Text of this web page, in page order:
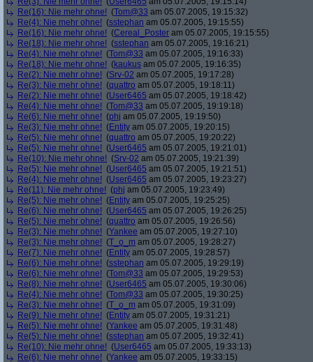
Re(16): Nie mehr ohne! (Tom@33 am 05.07.2005, 19:15:32)
Re(4): Nie mehr ohne! (sstephan am 05.07.2005, 19:15:55)
Re(16): Nie mehr ohne! (Cereal_Poster am 05.07.2005, 19:15:55)
Re(18): Nie mehr ohne! (sstephan am 05.07.2005, 19:16:21)
Re(4): Nie mehr ohne! (Tom@33 am 05.07.2005, 19:16:33)
Re(18): Nie mehr ohne! (kaukus am 05.07.2005, 19:16:35)
Re(2): Nie mehr ohne! (Srv-02 am 05.07.2005, 19:17:28)
Re(3): Nie mehr ohne! (quattro am 05.07.2005, 19:18:11)
Re(2): Nie mehr ohne! (User6465 am 05.07.2005, 19:18:42)
Re(4): Nie mehr ohne! (Tom@33 am 05.07.2005, 19:19:18)
Re(6): Nie mehr ohne! (phj am 05.07.2005, 19:19:50)
Re(3): Nie mehr ohne! (Entity am 05.07.2005, 19:20:15)
Re(5): Nie mehr ohne! (quattro am 05.07.2005, 19:20:22)
Re(5): Nie mehr ohne! (User6465 am 05.07.2005, 19:21:01)
Re(10): Nie mehr ohne! (Srv-02 am 05.07.2005, 19:21:39)
Re(5): Nie mehr ohne! (User6465 am 05.07.2005, 19:21:51)
Re(4): Nie mehr ohne! (User6465 am 05.07.2005, 19:23:27)
Re(11): Nie mehr ohne! (phj am 05.07.2005, 19:23:49)
Re(5): Nie mehr ohne! (Entity am 05.07.2005, 19:25:25)
Re(6): Nie mehr ohne! (User6465 am 05.07.2005, 19:26:25)
Re(5): Nie mehr ohne! (quattro am 05.07.2005, 19:26:56)
Re(3): Nie mehr ohne! (Yankee am 05.07.2005, 19:27:10)
Re(3): Nie mehr ohne! (T_o_m am 05.07.2005, 19:28:27)
Re(7): Nie mehr ohne! (Entity am 05.07.2005, 19:28:57)
Re(6): Nie mehr ohne! (sstephan am 05.07.2005, 19:29:19)
Re(6): Nie mehr ohne! (Tom@33 am 05.07.2005, 19:29:53)
Re(8): Nie mehr ohne! (User6465 am 05.07.2005, 19:30:06)
Re(4): Nie mehr ohne! (Tom@33 am 05.07.2005, 19:30:25)
Re(3): Nie mehr ohne! (T_o_m am 05.07.2005, 19:31:09)
Re(9): Nie mehr ohne! (Entity am 05.07.2005, 19:31:21)
Re(5): Nie mehr ohne! (Yankee am 05.07.2005, 19:31:48)
Re(5): Nie mehr ohne! (sstephan am 05.07.2005, 19:32:41)
Re(10): Nie mehr ohne! (User6465 am 05.07.2005, 19:33:13)
Re(6): Nie mehr ohne! (Yankee am 05.07.2005, 19:33:15)